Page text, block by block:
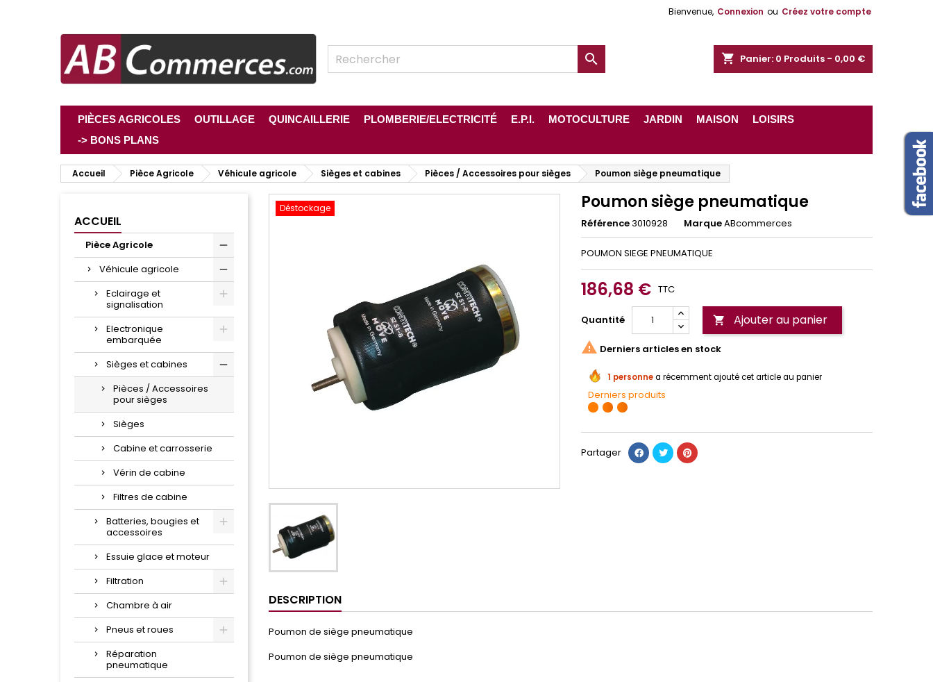
Bienvenue, Connexion ou Créez votre compte
shopping_cart Panier: 0 Produits - 0,00 €

PIÈCES AGRICOLES OUTILLAGE QUINCAILLERIE PLOMBERIE/ELECTRICITÉ E.P.I. MOTOCULTURE JARDIN MAISON
LOISIRS
-> BONS PLANS
Accueil Pièce Agricole Véhicule agricole Sièges et cabines Pièces / Accessoires pour sièges Poumon siège pneumatique
ACCUEIL
Pièce Agricole
Véhicule agricole
Eclairage et
signalisation
Electronique
embarquée
Sièges et cabines
Pièces / Accessoires
pour sièges
Sièges
Cabine et carrosserie
Vérin de cabine
Filtres de cabine
Batteries, bougies et
accessoires
Essuie glace et moteur
Filtration
Chambre à air
Pneus et roues
Réparation
pneumatique
Déstockage Poumon siège pneumatique
Référence3010928 MarqueABcommerces
POUMON SIEGE PNEUMATIQUE
186,68 € TTC
Quantité  Ajouter au panier
 Derniers articles en stock
1 personnea récemment ajouté cet article au panier
Derniers produits
Partager
DESCRIPTION
Poumon de siège pneumatique
Poumon de siège pneumatique